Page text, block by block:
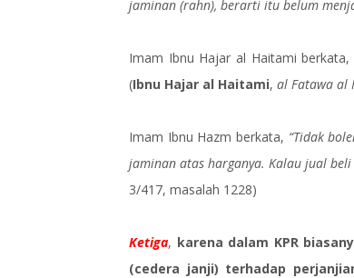
jaminan (rahn), berarti itu belum
Imam Ibnu Hajar al Haitami berkata,
(Ibnu Hajar al Haitami, al Fatawa al
Imam Ibnu Hazm berkata, “Tidak
jaminan atas harganya. Kalau jual
3/417, masalah 1228)
Ketiga, karena dalam KPR
(cedera janji) terhadap